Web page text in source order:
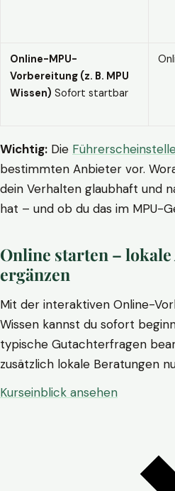
Online-MPU-
Vorbereitung (z. B. MPU
Wissen) Sofort startbar
Wichtig: Die
bestimmten Anbieter vor.
dein Verhalten glaubhaft und
hat – und ob du das im MPU-
Online starten – lokale
ergänzen
Mit der interaktiven Online-
Wissen kannst du sofort
typische Gutachterfragen
zusätzlich lokale Beratungen
Kurseinblick ansehen